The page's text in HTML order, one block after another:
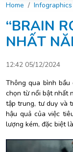
Home Infographics
“BRAIN
NHẤT
12:42 05/12/2024
Thông qua bình
chọn từ nổi bật nhất
tập trung, tư duy và
hậu quả của việc
lượng kém, đặc biệt